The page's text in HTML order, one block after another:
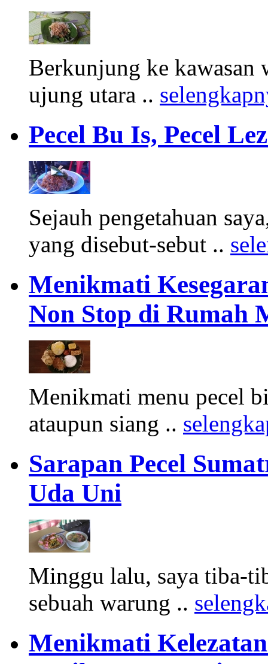
Berkunjung ke kawasan
ujung utara ..
Pecel Bu Is, Pecel
Sejauh pengetahuan
yang disebut-sebut ..
Menikmati
Non Stop di Rumah
Menikmati menu pecel
ataupun siang ..
Sarapan Pecel
Uda Uni
Minggu lalu, saya tiba-
sebuah warung ..
Menikmati